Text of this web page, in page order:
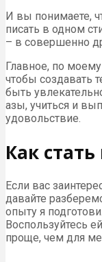
И вы понимаете,
писать в одном
– в совершенно
Главное, по
чтобы создавать
быть
азы, учиться и
удовольствие.
Как
Если вас
давайте
опыту я
Воспользуйтесь
проще, чем для